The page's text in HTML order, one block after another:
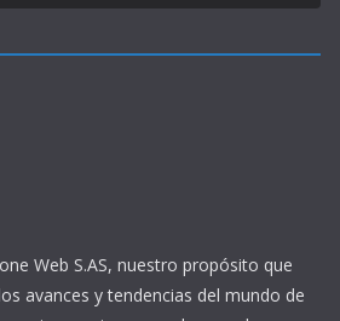
Web S.AS, nuestro propósito que
avances y tendencias del mundo de